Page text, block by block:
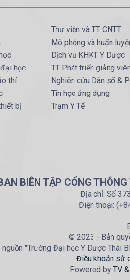
học
thí
bị
Thư viện và TT CNTT
Mô phỏng và huấn
Dịch vụ KHKT Y Dược
TT Phát triển giảng
Nghiên cứu Dân số &
Tin học ứng dụng
Trạm Y Tế
BIÊN TẬP CỔNG
Địa chỉ: Số
Điện thoại:
© 2023 - Bản
nguồn "Trường Đại học Y Dược Thái
Điều khoản sử
Powered by TV